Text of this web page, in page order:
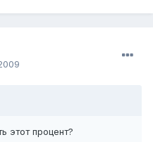
этот процент?